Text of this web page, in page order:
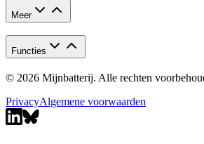
Meer
Functies
© 2026 Mijnbatterij. Alle rechten
PrivacyAlgemene voorwaarden